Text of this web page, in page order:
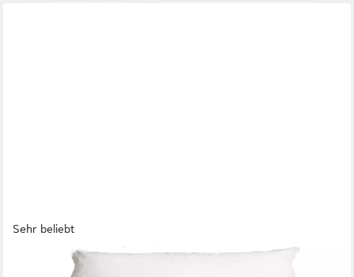
Sehr beliebt
WELT DER TRÄUME